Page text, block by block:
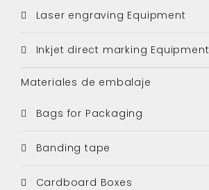
Laser engraving Equipment
Inkjet direct marking Equipment
Materiales de embalaje
Bags for Packaging
Banding tape
Cardboard Boxes